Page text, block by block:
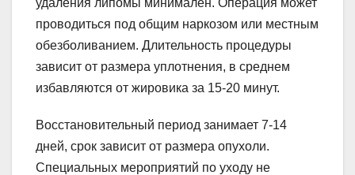
удаления липомы минимален. Операция может
проводиться под общим наркозом или местным
обезболиванием. Длительность процедуры
зависит от размера уплотнения, в среднем
избавляются от жировика за 15-20 минут.
Восстановительный период занимает 7-14
дней, срок зависит от размера опухоли.
Специальных мероприятий по уходу не